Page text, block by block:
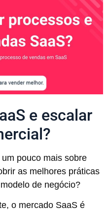
e escalar
pouco mais sobre
as melhores práticas
de negócio?
o mercado SaaS é